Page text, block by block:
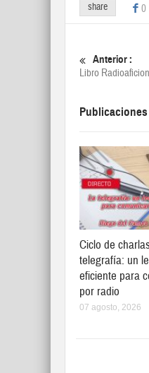
share 0
Anterior :
Libro
Ciclo de
telegrafía: un
eficiente para
por radio
07 agosto, 2026